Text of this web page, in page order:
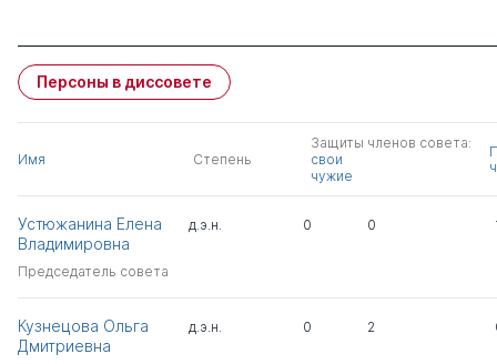
Персоны в диссовете
Имя Степень
Защиты членов совета:
свои
чужие
Устюжанина Елена
Владимировна
Председатель совета
д.э.н. 0 0
Кузнецова Ольга
Дмитриевна
д.э.н. 0 2